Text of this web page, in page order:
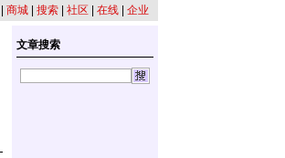
商城 搜索 社区 在线 企业
文章搜索